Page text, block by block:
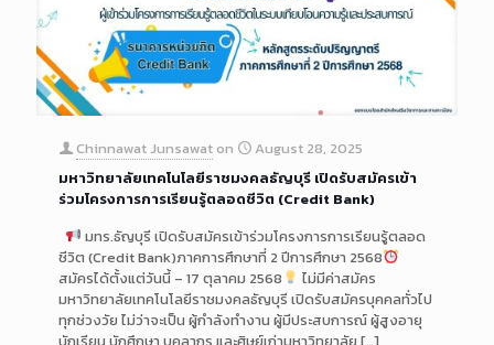
Chinnawat Junsawat on
August 28, 2025
มหาวิทยาลัยเทคโนโลยีราชมงคลธัญบุรี เปิดรับสมัครเข้า
ร่วมโครงการการเรียนรู้ตลอดชีวิต (Credit Bank)
มทร.ธัญบุรี เปิดรับสมัครเข้าร่วมโครงการการเรียนรู้ตลอด
ชีวิต (Credit Bank)ภาคการศึกษาที่ 2 ปีการศึกษา 2568
สมัครได้ตั้งแต่วันนี้ – 17 ตุลาคม 2568
ไม่มีค่าสมัคร
มหาวิทยาลัยเทคโนโลยีราชมงคลธัญบุรี เปิดรับสมัครบุคคลทั่วไป
ทุกช่วงวัย ไม่ว่าจะเป็น ผู้กำลังทำงาน ผู้มีประสบการณ์ ผู้สูงอายุ